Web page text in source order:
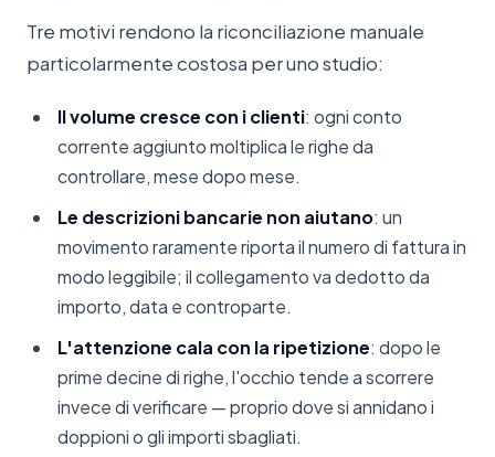
Tre motivi rendono la riconciliazione manuale
particolarmente costosa per uno studio:
Il volume cresce con i clienti: ogni conto
corrente aggiunto moltiplica le righe da
controllare, mese dopo mese.
Le descrizioni bancarie non aiutano: un
movimento raramente riporta il numero di fattura in
modo leggibile; il collegamento va dedotto da
importo, data e controparte.
L'attenzione cala con la ripetizione: dopo le
prime decine di righe, l'occhio tende a scorrere
invece di verificare — proprio dove si annidano i
doppioni o gli importi sbagliati.